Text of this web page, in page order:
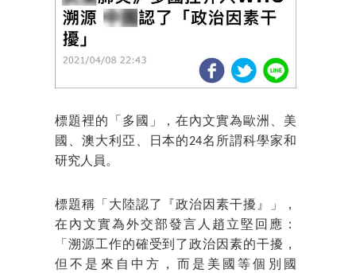
標題裡的「多國」，在內文實為歐洲、美
國、澳大利亞、日本的24名所謂科學家和
研究人員。
標題稱「大陸認了『政治因素干擾』」，
在內文實為外交部發言人趙立堅回應：
「溯源工作的確受到了政治因素的干擾，
但不是來自中方，而是美國等個別國